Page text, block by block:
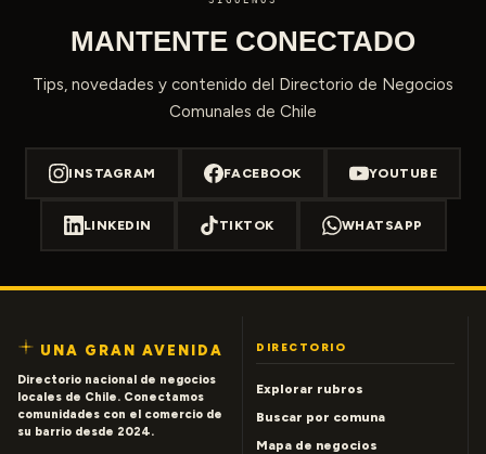
MANTENTE CONECTADO
Tips, novedades y contenido del Directorio de Negocios
Comunales de Chile
INSTAGRAM FACEBOOK YOUTUBE
LINKEDIN TIKTOK WHATSAPP
UNA GRAN AVENIDA
Directorio nacional de negocios
locales de Chile. Conectamos
comunidades con el comercio de
su barrio desde 2024.
DIRECTORIO
Explorar rubros
Buscar por comuna
Mapa de negocios